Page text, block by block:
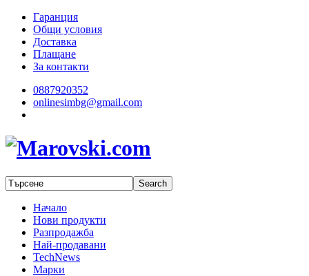
Гаранция
Общи условия
Доставка
Плащане
За контакти
0887920352
onlinesimbg@gmail.com
Начало
Нови продукти
Разпродажба
Най-продавани
TechNews
Марки